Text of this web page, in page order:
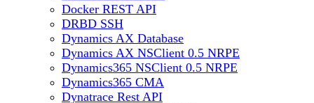
Docker REST API
DRBD SSH
Dynamics AX Database
Dynamics AX NSClient 0.5 NRPE
Dynamics365 NSClient 0.5 NRPE
Dynamics365 CMA
Dynatrace Rest API